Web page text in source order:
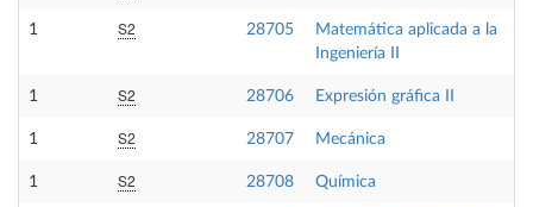
1 S2 28705
Matemática aplicada a la
Ingeniería II
1 S2 28706 Expresión gráfica II
1 S2 28707 Mecánica
1 S2 28708 Química